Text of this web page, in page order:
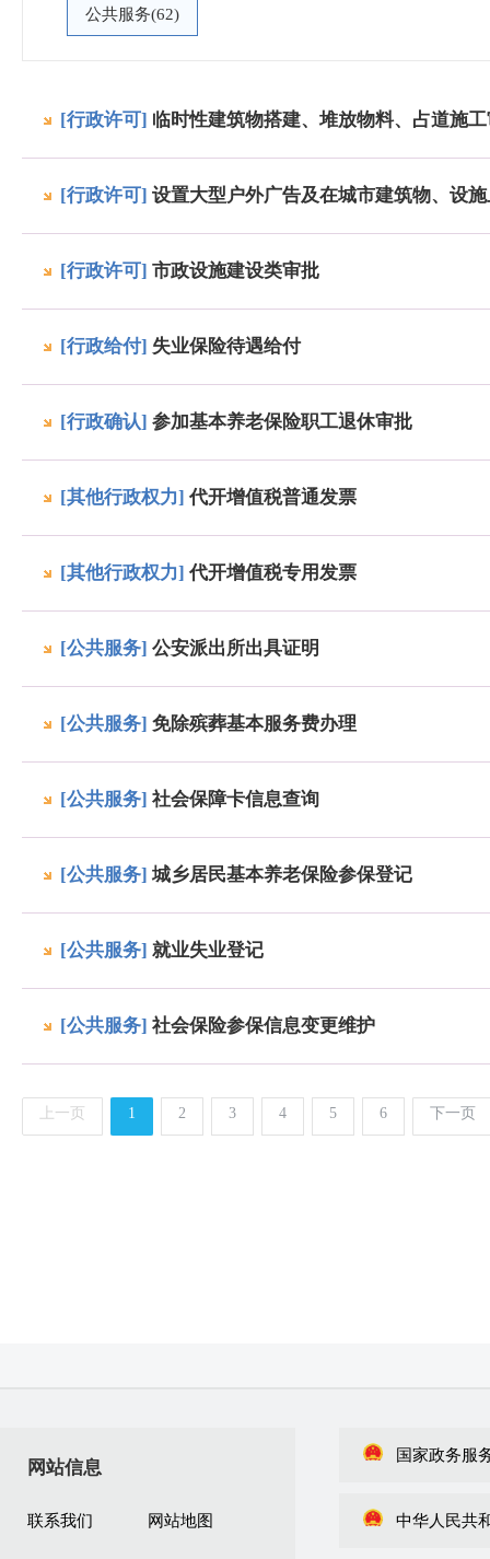
网站信息
联系我们 网站地图
国家政务服
中华人民共